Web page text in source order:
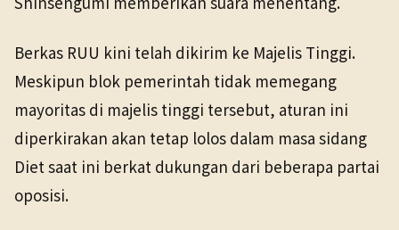
Berkas RUU kini telah dikirim ke Majelis Tinggi.
Meskipun blok pemerintah tidak memegang
mayoritas di majelis tinggi tersebut, aturan ini
diperkirakan akan tetap lolos dalam masa sidang
Diet saat ini berkat dukungan dari beberapa partai
oposisi.